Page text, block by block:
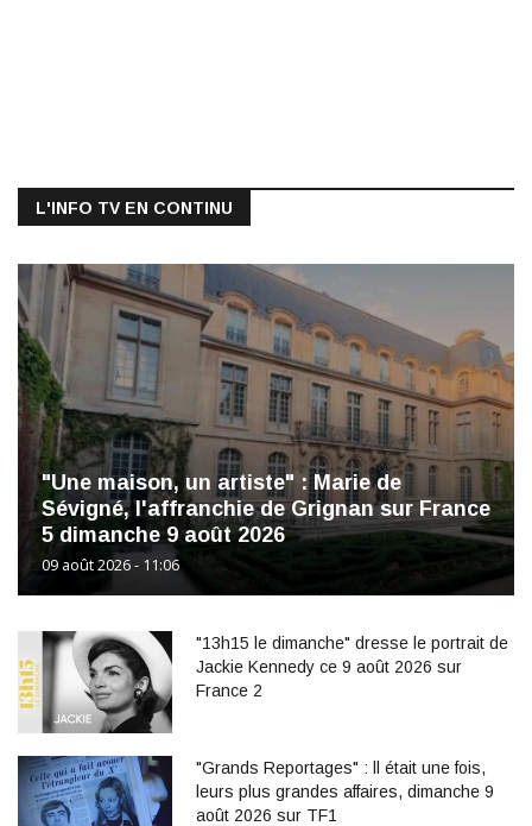
L'INFO TV EN CONTINU
"Une maison, un artiste" : Marie de
Sévigné, l'affranchie de Grignan sur France
5 dimanche 9 août 2026
09 août 2026 - 11:06
"13h15 le dimanche" dresse le portrait de
Jackie Kennedy ce 9 août 2026 sur
France 2
"Grands Reportages" : ll était une fois,
leurs plus grandes affaires, dimanche 9
août 2026 sur TF1